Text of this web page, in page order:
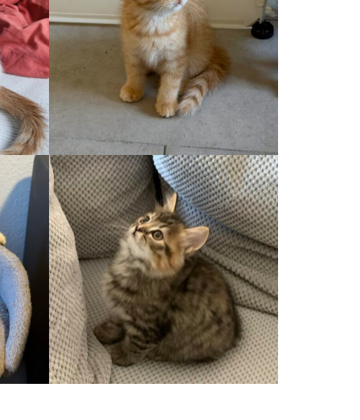
KUZCO
Auslauf, Wohnung
KALA
Auslauf, Wohnung